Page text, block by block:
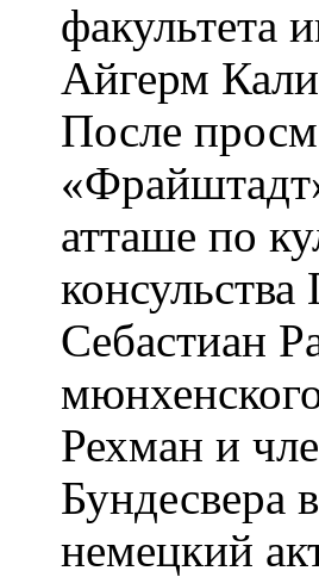
факультета
Айгерм
После
атташе по
Себастиан
Рехман и
Бундесвера
немецкий